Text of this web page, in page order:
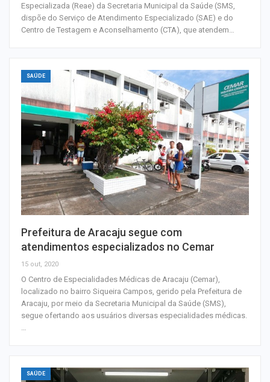
Especializada (Reae) da Secretaria Municipal da Saúde (SMS,
dispõe do Serviço de Atendimento Especializado (SAE) e do
Centro de Testagem e Aconselhamento (CTA), que atendem…
SAÚDE
Prefeitura de Aracaju segue com
atendimentos especializados no Cemar
15 out, 2020
O Centro de Especialidades Médicas de Aracaju (Cemar),
localizado no bairro Siqueira Campos, gerido pela Prefeitura de
Aracaju, por meio da Secretaria Municipal da Saúde (SMS),
segue ofertando aos usuários diversas especialidades médicas.
…
SAÚDE